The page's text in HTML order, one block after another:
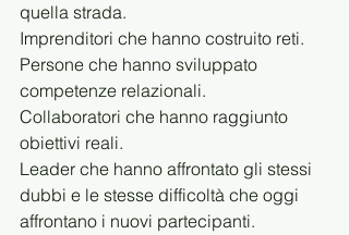
quella strada.
Imprenditori che hanno costruito reti.
Persone che hanno sviluppato
competenze relazionali.
Collaboratori che hanno raggiunto
obiettivi reali.
Leader che hanno affrontato gli stessi
dubbi e le stesse difficoltà che oggi
affrontano i nuovi partecipanti.